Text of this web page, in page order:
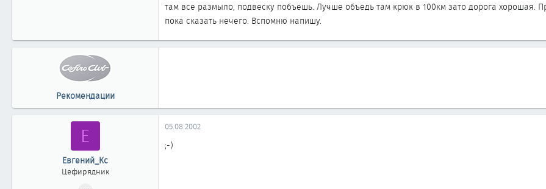
там все размыло, подвеску побъешь. Лучше объедь там крюк в 100км зато дорога хорошая.
пока сказать нечего. Вспомню напишу.
Рекомендации
Е
Евгений_Кс
Цефирядник
05.08.2002
;-)